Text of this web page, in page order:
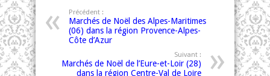
Précédent :
Marchés de Noël des Alpes-Maritimes
(06) dans la région Provence-Alpes-
Côte d’Azur
Suivant :
Marchés de Noël de l’Eure-et-Loir (28)
dans la région Centre-Val de Loire